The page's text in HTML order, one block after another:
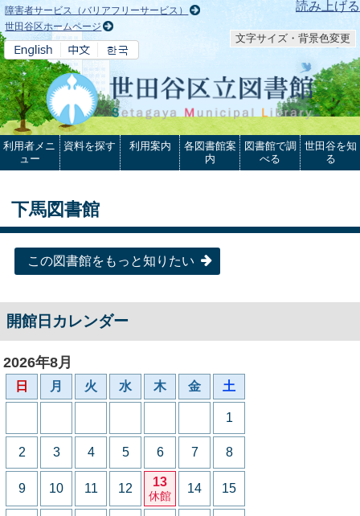
本文へ 読み上げる
障害者サービス（バリアフリーサービス）
世田谷区ホームページ
文字サイズ・背景色変更
利用者メニ
ュー
資料を探す 利用案内
各図書館案
内
図書館で調
べる
世田谷を知
る
下馬図書館
この図書館をもっと知りたい
開館日カレンダー
2026年8月
日 月 火 水 木 金 土
1
2 3 4 5 6 7 8
9 10 11 12 13
休館
14 15